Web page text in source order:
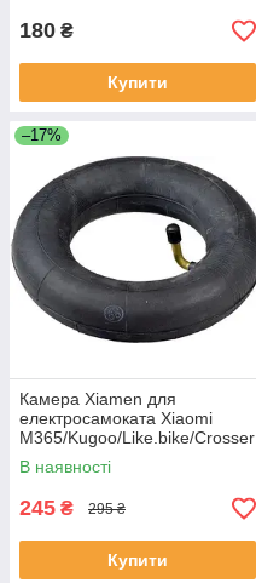
180 ₴
Купити
–17%
Камера Xiamen для
електросамоката Xiaomi
M365/Kugoo/Like.bike/Crosser
на переднє колесо 8 1/2х2 8"
(050601)
В наявності
245 ₴ 295 ₴
Купити